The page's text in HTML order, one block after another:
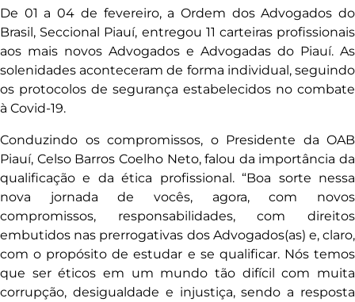
De 01 a 04 de fevereiro, a Ordem dos Advogados do
Brasil, Seccional Piauí, entregou 11 carteiras profissionais
aos mais novos Advogados e Advogadas do Piauí. As
solenidades aconteceram de forma individual, seguindo
os protocolos de segurança estabelecidos no combate
à Covid-19.
Conduzindo os compromissos, o Presidente da OAB
Piauí, Celso Barros Coelho Neto, falou da importância da
qualificação e da ética profissional. “Boa sorte nessa
nova jornada de vocês, agora, com novos
compromissos, responsabilidades, com direitos
embutidos nas prerrogativas dos Advogados(as) e, claro,
com o propósito de estudar e se qualificar. Nós temos
que ser éticos em um mundo tão difícil com muita
corrupção, desigualdade e injustiça, sendo a resposta